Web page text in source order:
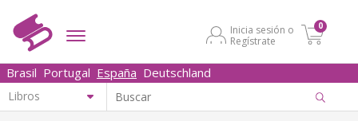
Inicia sesión o
Regístrate
0
Brasil Portugal España Deutschland